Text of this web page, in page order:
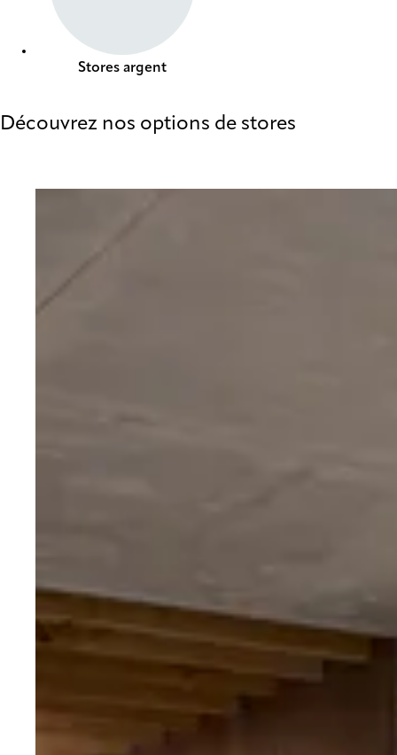
Stores argent
Découvrez nos options de stores